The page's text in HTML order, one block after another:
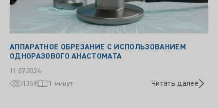
АППАРАТНОЕ ОБРЕЗАНИЕ С ИСПОЛЬЗОВАНИЕМ
ОДНОРАЗОВОГО АНАСТОМАТА
11.07.2024
1359
1 минут Читать далее